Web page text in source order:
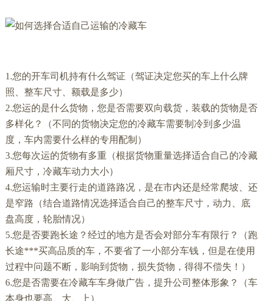
1.您的开车司机持有什么驾证（驾证决定您买的车上什么牌
照、整车尺寸、额载是多少）
2.您运的是什么货物，您是否需要双向载货，装载的货物是否
多样化？（不同的货物决定您的冷藏车需要制冷到多少温
度，车内需要什么样的专用配制）
3.您每次运的货物有多重（根据货物重量选择适合自己的冷藏
厢尺寸，冷藏车动力大小）
4.您运输时主要行走的道路路况，是在市内还是经常爬坡、还
是窄路（结合道路情况选择适合自己的整车尺寸，动力、底
盘高度，轮胎情况）
5.您是否要跑长途？经过的地方是否会对部分车有限行？（跑
长途***买高品质的车，不要省了一小部分车钱，但是在使用
过程中问题不断，影响到货物，损失货物，得得不偿失！）
6.您是否需要在冷藏车车身做广告，提升公司整体形象？（车
本身也要高、大、上）